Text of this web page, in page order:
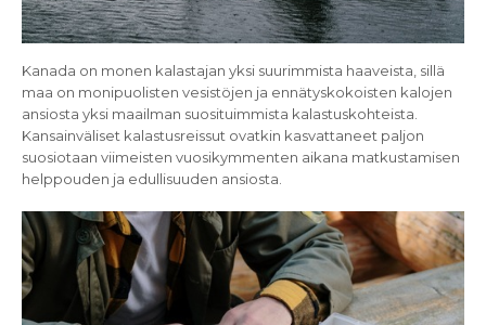
Kanada on monen kalastajan yksi suurimmista haaveista, sillä
maa on monipuolisten vesistöjen ja ennätyskokoisten kalojen
ansiosta yksi maailman suosituimmista kalastuskohteista.
Kansainväliset kalastusreissut ovatkin kasvattaneet paljon
suosiotaan viimeisten vuosikymmenten aikana matkustamisen
helppouden ja edullisuuden ansiosta.